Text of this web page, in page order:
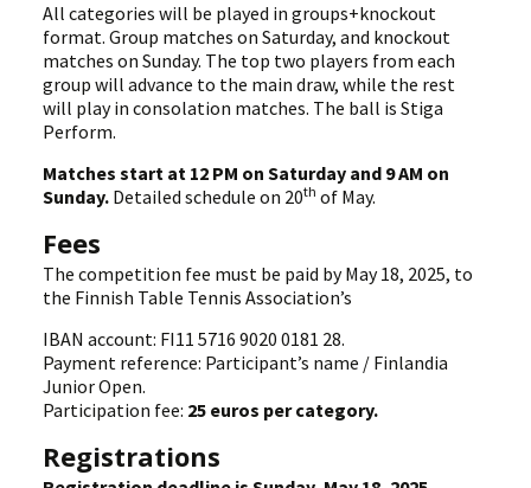
All categories will be played in groups+knockout
format. Group matches on Saturday, and knockout
matches on Sunday. The top two players from each
group will advance to the main draw, while the rest
will play in consolation matches. The ball is Stiga
Perform.
Matches start at 12 PM on Saturday and 9 AM on
Sunday. Detailed schedule on 20th of May.
Fees
The competition fee must be paid by May 18, 2025, to
the Finnish Table Tennis Association’s
IBAN account: FI11 5716 9020 0181 28.
Payment reference: Participant’s name / Finlandia
Junior Open.
Participation fee: 25 euros per category.
Registrations